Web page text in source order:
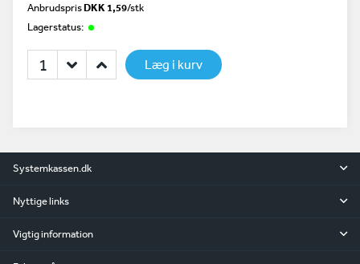
AnbrudsprisDKK 1,59/stk
Lagerstatus:
Læg i kurv
Systemkassen.dk
Nyttige links
Vigtig information